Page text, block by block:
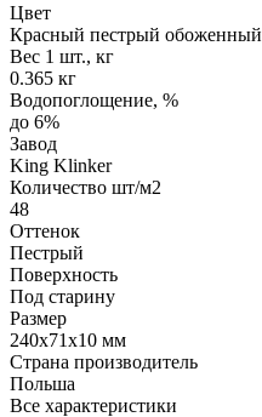
Цвет
Красный пестрый обоженный
Вес 1 шт., кг
0.365 кг
Водопоглощение, %
до 6%
Завод
King Klinker
Количество шт/м2
48
Оттенок
Пестрый
Поверхность
Под старину
Размер
240x71x10 мм
Страна производитель
Польша
Все характеристики